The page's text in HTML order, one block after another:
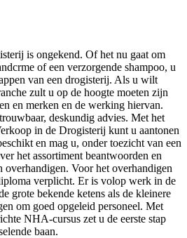
is ongekend. Of het nu gaat om
of een verzorgende shampoo, u
van een drogisterij. Als u wilt
zult u op de hoogte moeten zijn
en merken en de werking hiervan.
deskundig advies. Met het
in de Drogisterij kunt u aantonen
en mag u, onder toezicht van een
het assortiment beantwoorden en
overhandigen. Voor het overhandigen
verplicht. Er is volop werk in de
grote bekende ketens als de kleinere
om goed opgeleid personeel. Met
NHA-cursus zet u de eerste stap
baan.